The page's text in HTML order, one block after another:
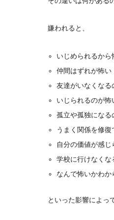
嫌われると、
いじめられるから
仲間はずれが怖い
友達がいなくなる
いじられるのが怖
孤立や孤独になる
うまく関係を修
自分の価値が感
学校に行けなく
なんで怖いかわか
といった影響によっ